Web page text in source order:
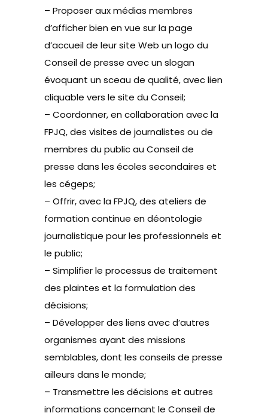
– Proposer aux médias membres
d’afficher bien en vue sur la page
d’accueil de leur site Web un logo du
Conseil de presse avec un slogan
évoquant un sceau de qualité, avec lien
cliquable vers le site du Conseil;
– Coordonner, en collaboration avec la
FPJQ, des visites de journalistes ou de
membres du public au Conseil de
presse dans les écoles secondaires et
les cégeps;
– Offrir, avec la FPJQ, des ateliers de
formation continue en déontologie
journalistique pour les professionnels et
le public;
– Simplifier le processus de traitement
des plaintes et la formulation des
décisions;
– Développer des liens avec d’autres
organismes ayant des missions
semblables, dont les conseils de presse
ailleurs dans le monde;
– Transmettre les décisions et autres
informations concernant le Conseil de